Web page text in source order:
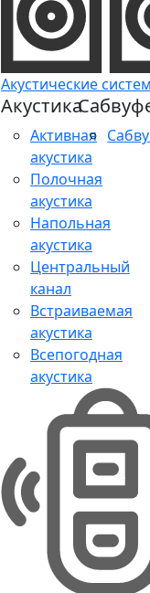
Акустические
Акустика
Активная
акустика
Полочная
акустика
Напольная
акустика
Центральный
канал
Встраиваемая
акустика
Всепогодная
акустика